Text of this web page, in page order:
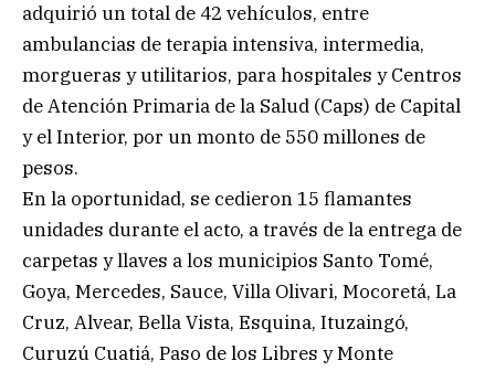
adquirió un total de 42 vehículos, entre
ambulancias de terapia intensiva, intermedia,
morgueras y utilitarios, para hospitales y Centros
de Atención Primaria de la Salud (Caps) de Capital
y el Interior, por un monto de 550 millones de
pesos.
En la oportunidad, se cedieron 15 flamantes
unidades durante el acto, a través de la entrega de
carpetas y llaves a los municipios Santo Tomé,
Goya, Mercedes, Sauce, Villa Olivari, Mocoretá, La
Cruz, Alvear, Bella Vista, Esquina, Ituzaingó,
Curuzú Cuatiá, Paso de los Libres y Monte